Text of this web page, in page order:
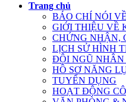
Trang chủ
BÁO CHÍ NÓI
GIỚI THIỆU VỀ
CHỨNG NHẬN,
LỊCH SỬ HÌNH
ĐỘI NGŨ NHÂN
HỒ SƠ NĂNG
TUYỂN DỤNG
HOẠT ĐỘNG